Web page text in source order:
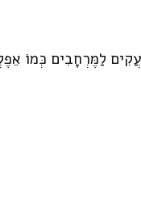
לַמֶּרְחָבִים כְּמוֹ